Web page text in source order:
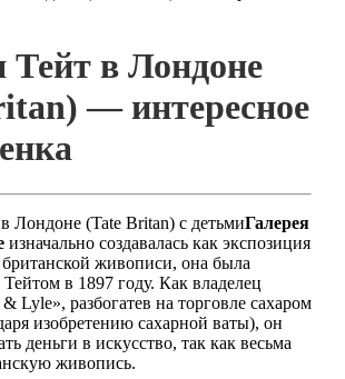
Тейт в Лондоне
— интересное
Галерея
изначально создавалась как экспозиция
живописи, она была
в 1897 году. Как владелец
Lyle», разбогатев на торговле сахаром
изобретению сахарной ваты), он
деньги в искусство, так как весьма
живопись.